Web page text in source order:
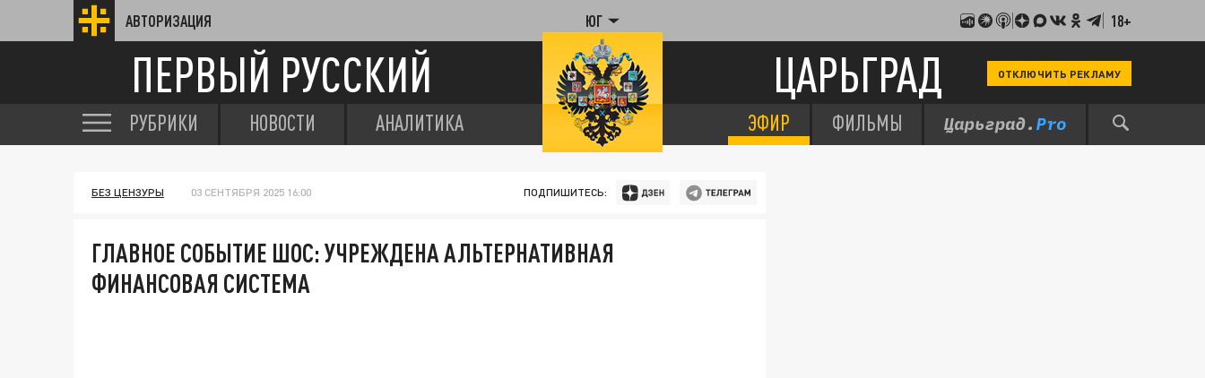
АВТОРИЗАЦИЯ ЮГ 18+
ПЕРВЫЙ РУССКИЙ ЦАРЬГРАД ОТКЛЮЧИТЬ РЕКЛАМУ
РУБРИКИ НОВОСТИ АНАЛИТИКА ЭФИР ФИЛЬМЫ
БЕЗ ЦЕНЗУРЫ 03 СЕНТЯБРЯ 2025 16:00 ПОДПИШИТЕСЬ:
ГЛАВНОЕ СОБЫТИЕ ШОС: УЧРЕЖДЕНА АЛЬТЕРНАТИВНАЯ
ФИНАНСОВАЯ СИСТЕМА